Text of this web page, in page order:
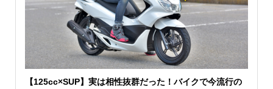
【125cc×SUP】実は相性抜群だった！バイクで今流行の